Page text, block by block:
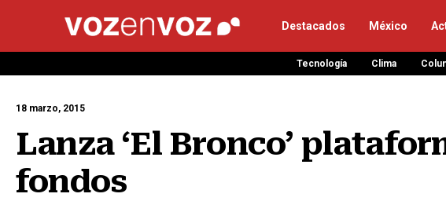
Destacados México
Tecnología Clima
18 marzo, 2015
Lanza ‘El Bronco’
fondos